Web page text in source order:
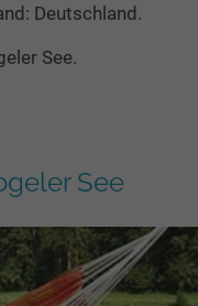
Deutschland.
See.
See